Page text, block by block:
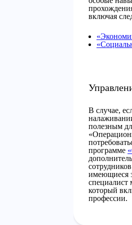
включая
В случае,
полезным
программе
имеющиеся
специалист
который
профессии.